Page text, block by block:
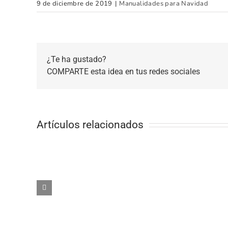
9 de diciembre de 2019 | Manualidades para Navidad
¿Te ha gustado?
COMPARTE esta idea en tus redes sociales
Artículos relacionados